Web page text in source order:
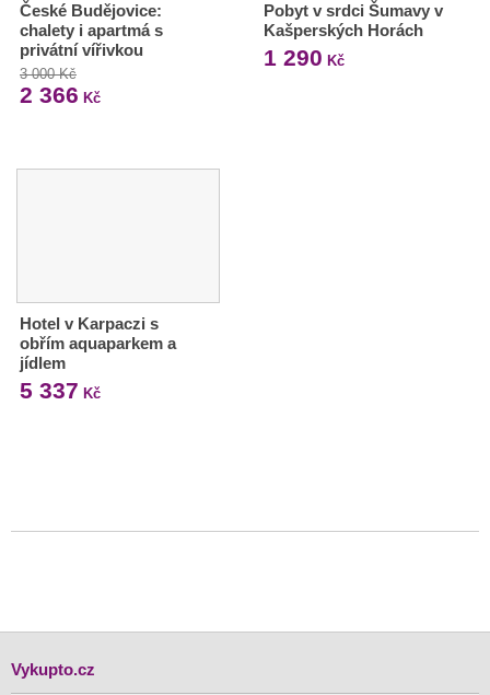
České Budějovice:
chalety i apartmá s
privátní vířivkou
3 000 Kč
2 366 Kč
Pobyt v srdci Šumavy v
Kašperských Horách
1 290 Kč
Hotel v Karpaczi s
obřím aquaparkem a
jídlem
5 337 Kč
Vykupto.cz